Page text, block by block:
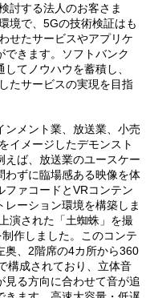
討する法人のお客さま
境で、5Gの技術検証はも
せたサービスやアプリケ
できます。ソフトバンク
てノウハウを蓄積し、
たサービスの実現を目指
ンメント業、放送業、小売
イメージしたデモンスト
えば、放送業のユースケー
わずに臨場感ある映像を体
ァコードとVRコンテン
ーション環境を構築しま
演された「土蜘蛛」を撮
作しました。このコンテ
奥、2階席の4カ所から360
構成されており、立体音
る方向に合わせて音が追